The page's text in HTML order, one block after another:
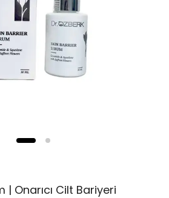
| Onarıcı Cilt Bariyeri